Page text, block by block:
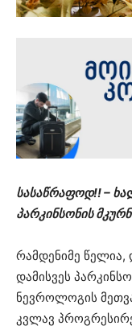
სასაწრაფოდ!! –
პარკინსონის
რამდენიმე წელია,
დამისვეს
ნევროლოგის
კვლავ